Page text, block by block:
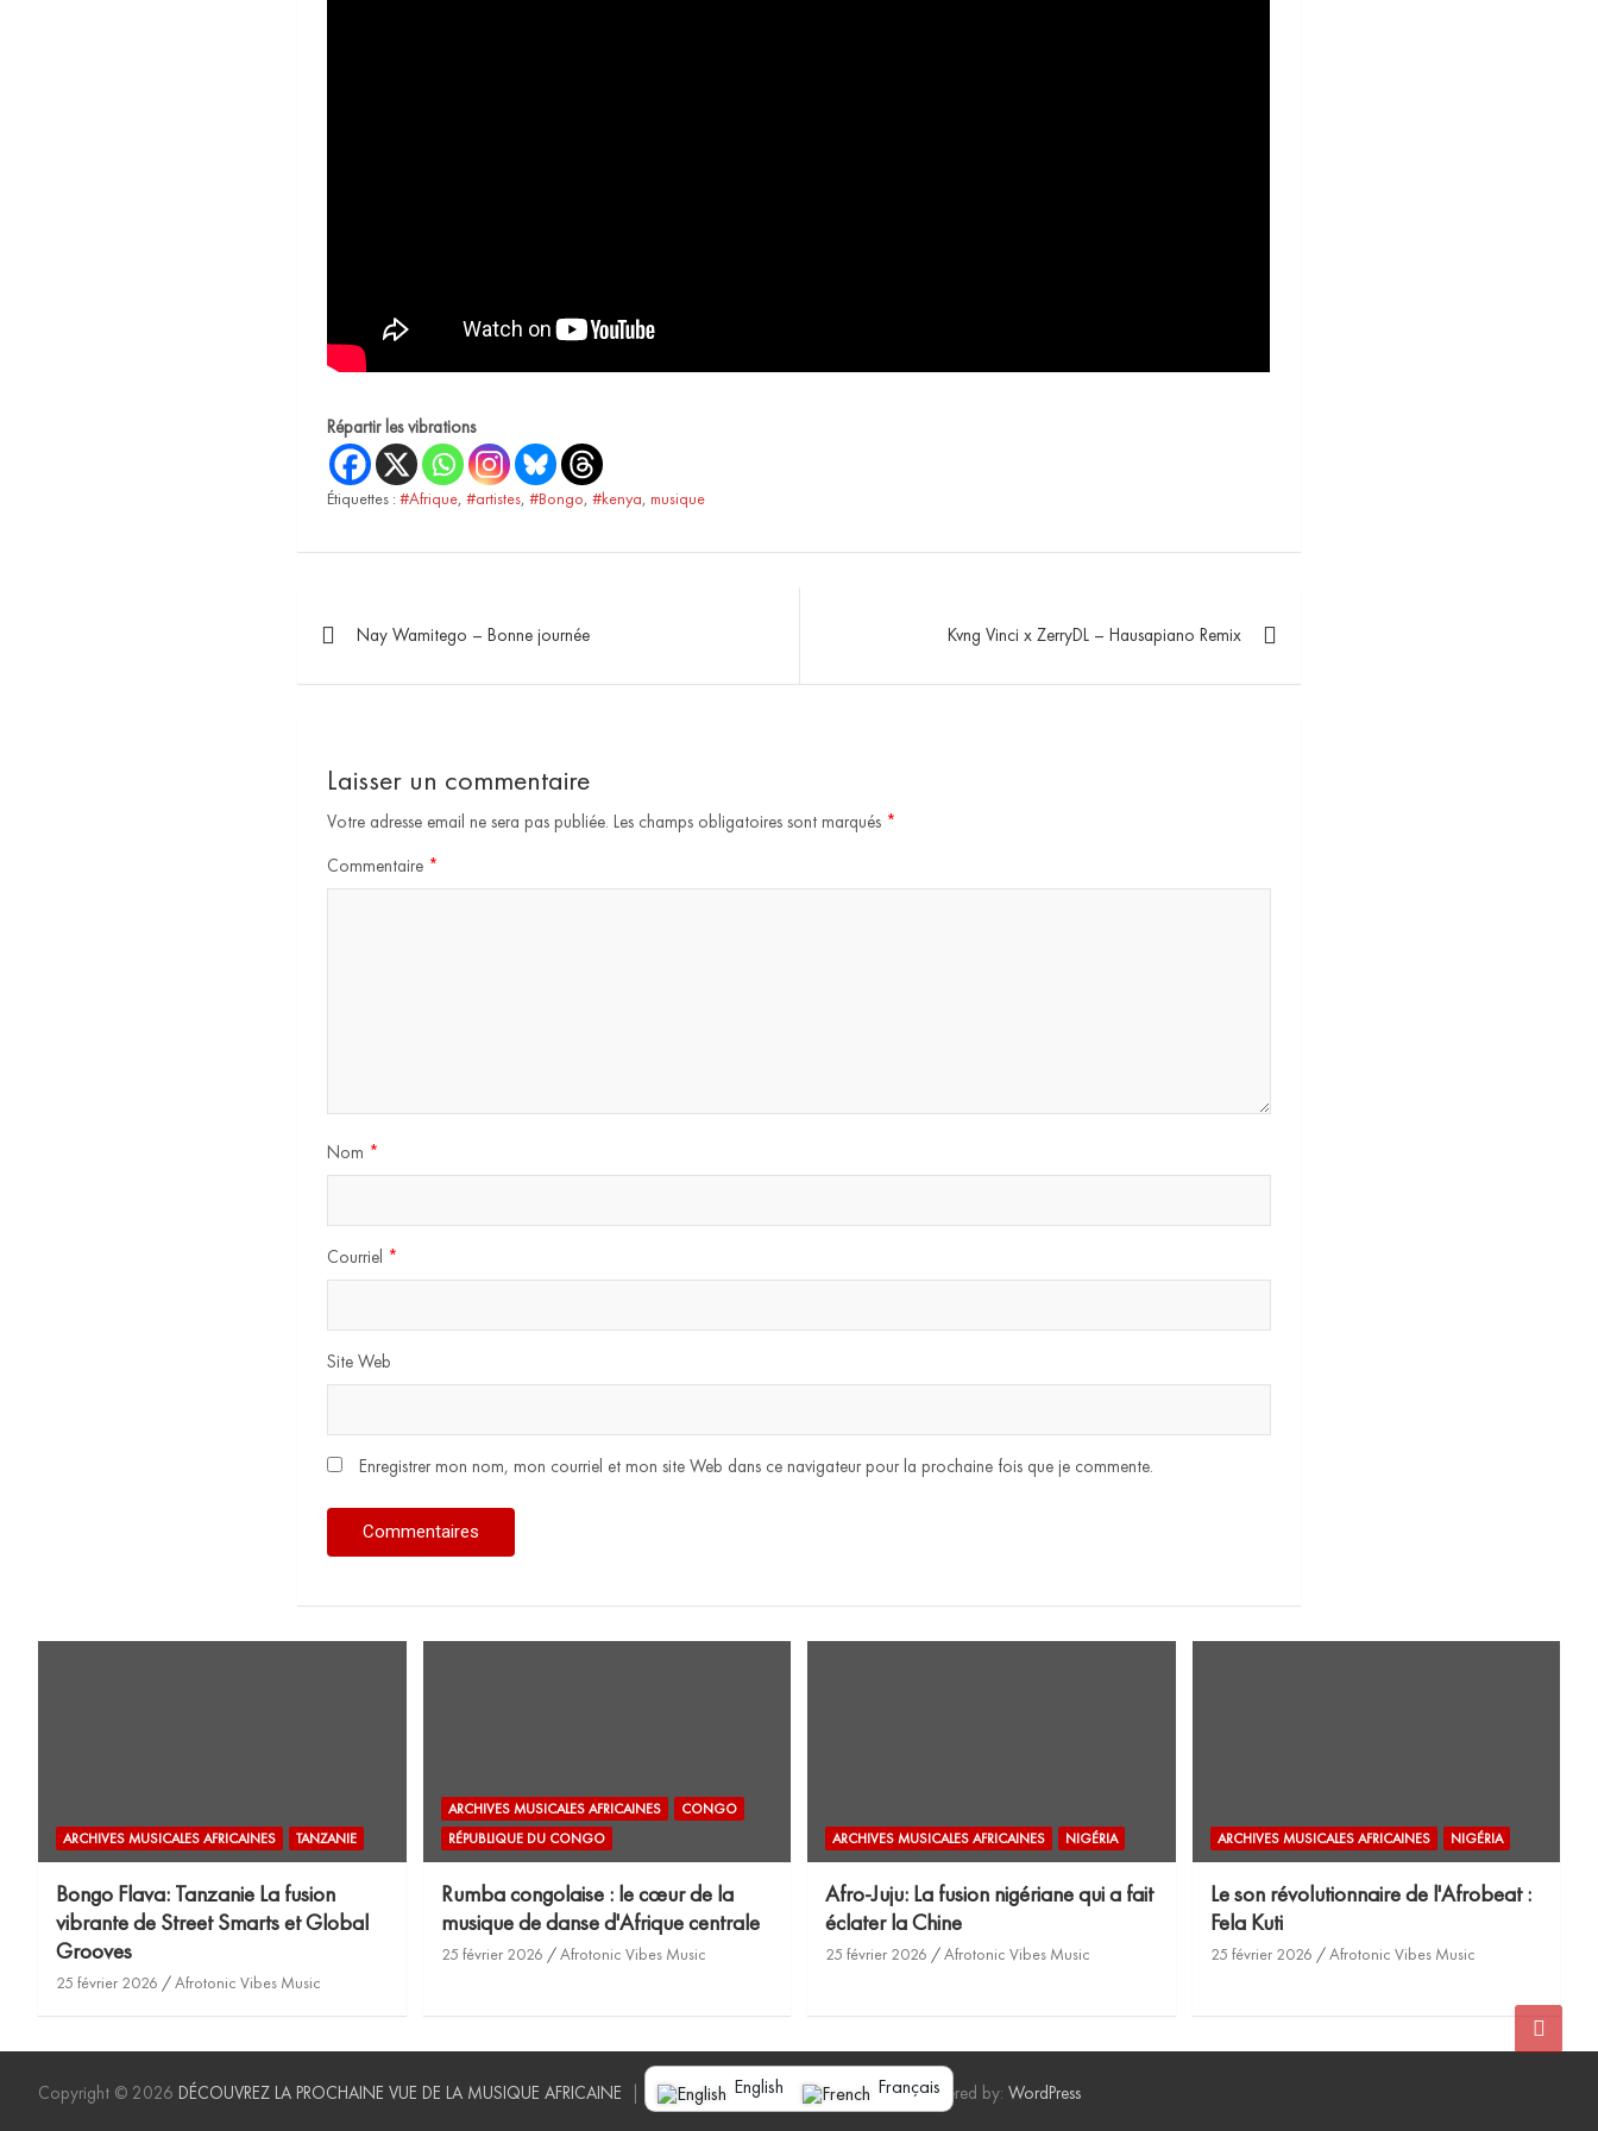
Répartir les vibrations
Étiquettes : #Afrique,#artistes,#Bongo,#kenya, musique
Nay Wamitego – Bonne journée Kvng Vinci x ZerryDL – Hausapiano Remix
Laisser un commentaire
Votre adresse email ne sera pas publiée. Les champs obligatoires sont marqués *
Commentaire *
Nom *
Courriel *
Site Web
Enregistrer mon nom, mon courriel et mon site Web dans ce navigateur pour la prochaine fois que je commente.
ARCHIVES MUSICALES AFRICAINES TANZANIE
Bongo Flava: Tanzanie La fusion
vibrante de Street Smarts et Global
Grooves
25 février 2026 Afrotonic Vibes Music
ARCHIVES MUSICALES AFRICAINES
CONGO
RÉPUBLIQUE DU CONGO
Rumba congolaise : le cœur de la
musique de danse d'Afrique centrale
25 février 2026 Afrotonic Vibes Music
ARCHIVES MUSICALES AFRICAINES NIGÉRIA
Afro-Juju: La fusion nigériane qui a fait
éclater la Chine
25 février 2026 Afrotonic Vibes Music
ARCHIVES MUSICALES AFRICAINES NIGÉRIA
Le son révolutionnaire de l'Afrobeat :
Fela Kuti
25 février 2026 Afrotonic Vibes Music
Copyright © 2026 DÉCOUVREZ LA PROCHAINE VUE DE LA MUSIQUE AFRICAINE Thème par: Thème Cheval Proudly Powered by: WordPress
English Français